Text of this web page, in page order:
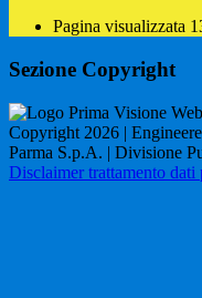
Pagina visualizzata
Sezione Copyright
Copyright 2026 |
Parma S.p.A. | Divisione
Disclaimer trattamento dati